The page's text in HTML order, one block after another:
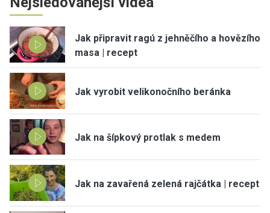
Jak připravit ragú z jehněčího a hovězího
masa | recept
Jak vyrobit velikonočního beránka
Jak na šípkový protlak s medem
Jak na zavařená zelená rajčátka | recept